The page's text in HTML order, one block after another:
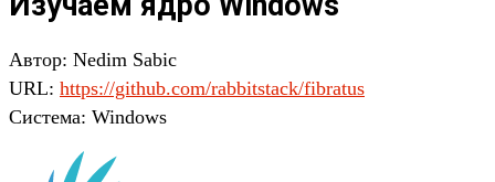
Автор: Nedim Sabic
URL: https://github.com/rabbitstack/fibratus
Система: Windows